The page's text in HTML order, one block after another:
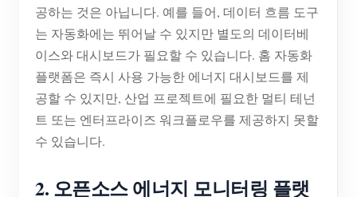
공하는 것은 아닙니다. 예를 들어, 데이터 흐름 도구
는 자동화에는 뛰어날 수 있지만 별도의 데이터베
이스와 대시보드가 필요할 수 있습니다. 홈 자동화
플랫폼은 즉시 사용 가능한 에너지 대시보드를 제
공할 수 있지만, 산업 프로젝트에 필요한 멀티 테넌
트 또는 엔터프라이즈 워크플로우를 제공하지 못할
수 있습니다.
2. 오픈소스 에너지 모니터링 플랫